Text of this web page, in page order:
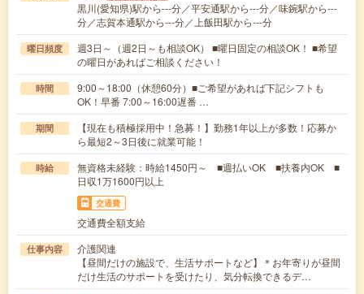
黒川(愛知県)駅から---分／平安通駅から---分／味鋺駅から---
分／志賀本通駅から---分／上飯田駅から---分
曜日頻度
週3日～（週2日～も相談OK） ■曜日固定の相談OK！ ■希望
の曜日があればご相談ください！
時間
9:00～18:00（休憩60分）■ご希望があれば下記シフトも
OK！早番 7:00～16:00遅番 …
期間
【現在も積極採用中！急募！】勤務1年以上が多数！応募か
ら最短2～3日後に就業可能！
時給
無資格未経験：時給1450円～ ■週払いOK ■扶養内OK ■
日収1万1600円以上
交通費
交通費全額支給
仕事内容
介護関連
【昼間だけの施設で、生活サポートなど】＊お年寄りが昼間
だけ生活のサポートを受けたり、気分転換できるデ…